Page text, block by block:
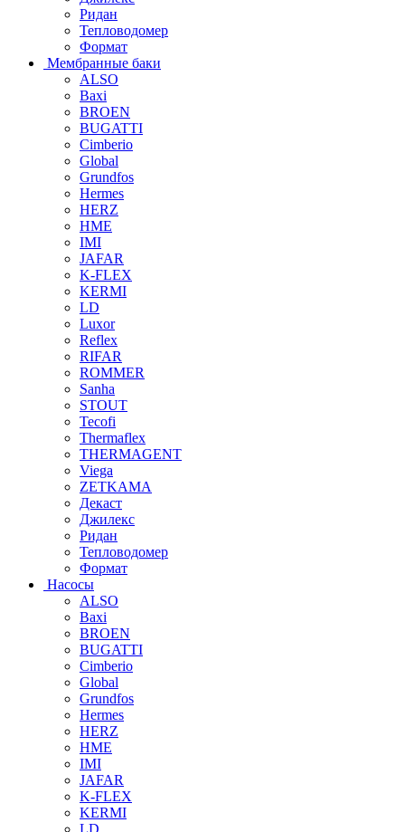
Ридан
Тепловодомер
Формат
Мембранные баки
ALSO
Baxi
BROEN
BUGATTI
Cimberio
Global
Grundfos
Hermes
HERZ
HME
IMI
JAFAR
K-FLEX
KERMI
LD
Luxor
Reflex
RIFAR
ROMMER
Sanha
STOUT
Tecofi
Thermaflex
THERMAGENT
Viega
ZETKAMA
Декаст
Джилекс
Ридан
Тепловодомер
Формат
Насосы
ALSO
Baxi
BROEN
BUGATTI
Cimberio
Global
Grundfos
Hermes
HERZ
HME
IMI
JAFAR
K-FLEX
KERMI
LD